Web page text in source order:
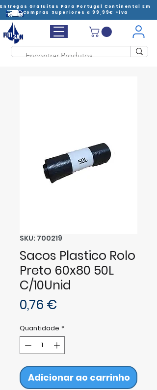
Entregas Gratuitas Para Portugal Continental Em
Compras Superiores a 99,99€ +iva
SKU: 700219
Sacos Plastico Rolo
Preto 60x80 50L
C/10Unid
0,76 €
Quantidade *
Adicionar ao carrinho